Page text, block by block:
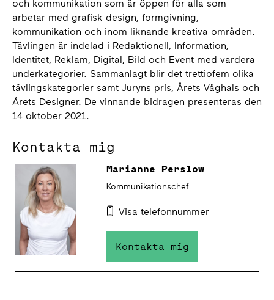
och kommunikation som är öppen för alla som
arbetar med grafisk design, formgivning,
kommunikation och inom liknande kreativa områden.
Tävlingen är indelad i Redaktionell, Information,
Identitet, Reklam, Digital, Bild och Event med vardera
underkategorier. Sammanlagt blir det trettiofem olika
tävlingskategorier samt Juryns pris, Årets Våghals och
Årets Designer. De vinnande bidragen presenteras den
14 oktober 2021.
Kontakta mig
Marianne Perslow
Kommunikationschef
Visa telefonnummer
Kontakta mig